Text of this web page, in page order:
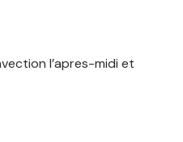
l’apres-midi et